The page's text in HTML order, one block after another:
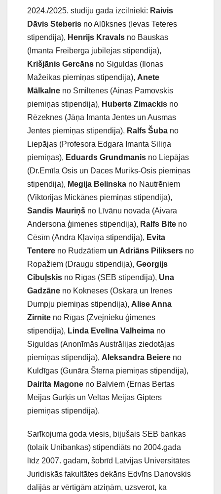
2024./2025. studiju gada izcilnieki: Raivis
Dāvis Steberis no Alūksnes (Ievas Teteres
stipendija), Henrijs Kravals no Bauskas
(Imanta Freiberga jubilejas stipendija),
Krišjānis Gercāns no Siguldas (Ilonas
Mažeikas piemiņas stipendija), Anete
Mālkalne no Smiltenes (Ainas Pamovskis
piemiņas stipendija), Huberts Zimackis no
Rēzeknes (Jāņa Imanta Jentes un Ausmas
Jentes piemiņas stipendija), Ralfs Šuba no
Liepājas (Profesora Edgara Imanta Siliņa
piemiņas), Eduards Grundmanis no Liepājas
(Dr.Emīla Osis un Daces Muriks-Osis piemiņas
stipendija), Megija Belinska no Nautrēniem
(Viktorijas Mickānes piemiņas stipendija),
Sandis Mauriņš no Līvānu novada (Aivara
Andersona ģimenes stipendija), Ralfs Bite no
Cēsīm (Andra Kļaviņa stipendija), Evita
Tentere no Rudzātiem un Adriāns Piliksers no
Ropažiem (Draugu stipendija), Georgijs
Cibuļskis no Rīgas (SEB stipendija), Una
Gadzāne no Kokneses (Oskara un Irenes
Dumpju piemiņas stipendija), Alise Anna
Zirnīte no Rīgas (Zvejnieku ģimenes
stipendija), Linda Evelīna Valheima no
Siguldas (Anonīmās Austrālijas ziedotājas
piemiņas stipendija), Aleksandra Beiere no
Kuldīgas (Gunāra Šterna piemiņas stipendija),
Dairita Magone no Balviem (Ernas Bertas
Meijas Gurķis un Veltas Meijas Gipters
piemiņas stipendija).
Sarīkojuma goda viesis, bijušais SEB bankas
(tolaik Unibankas) stipendiāts no 2004.gada
līdz 2007. gadam, šobrīd Latvijas Universitātes
Juridiskās fakultātes dekāns Edvīns Danovskis
dalījās ar vērtīgām atziņām, uzsverot, ka